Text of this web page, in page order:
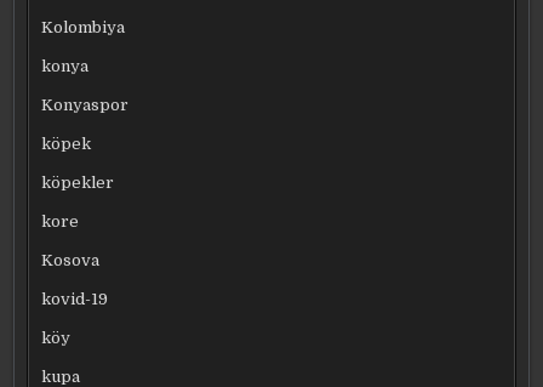
Kolombiya
konya
Konyaspor
köpek
köpekler
kore
Kosova
kovid-19
köy
kupa